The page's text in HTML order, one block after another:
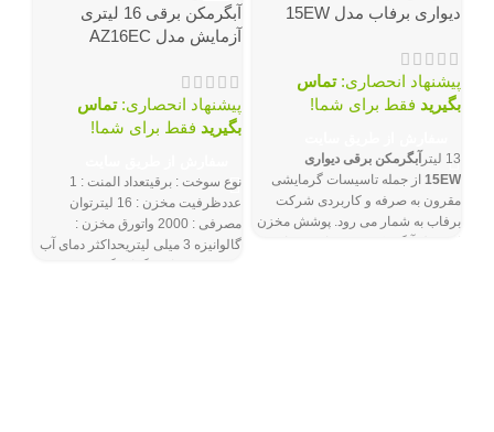
دیواری برفاب مدل 15EW
پیشنهاد انحصاری:تماس
بگیرید فقط برای شما!
13 لیتر
آبگرمکن برقی دیواری
15EW از جمله تاسیسات گرمایشی
مقرون به صرفه و کاربردی شرکت
برفاب به شمار می رود. پوشش مخزن
آبگرمکن برقی 16 لیتری
آزمایش مدل AZ16EC
پیشنهاد انحصاری:تماس
بگیرید فقط برای شما!
نوع سوخت : برقیتعداد المنت : 1
عددظرفیت مخزن : 16 لیترتوان
مصرفی : 2000 واتورق مخزن :
گالوانیزه 3 میلی لیتریحداکثر دمای آب